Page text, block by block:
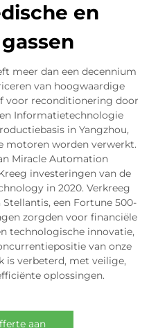
en
meer dan een decennium
van hoogwaardige
voor reconditionering door
Informatietechnologie
in Yangzhou,
motoren worden verwerkt.
Miracle Automation
investeringen van de
in 2020. Verkreeg
een Fortune 500-
zorgden voor financiële
technologische innovatie,
van onze
is verbeterd, met veilige,
oplossingen.
aan